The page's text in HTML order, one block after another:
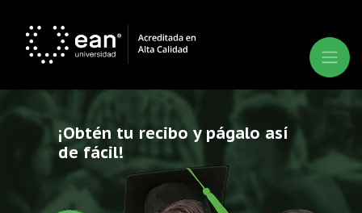
¡Obtén tu recibo y págalo así
de fácil!